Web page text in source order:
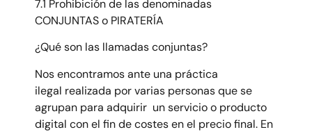
7.1 Prohibición de las denominadas
CONJUNTAS o PIRATERÍA
¿Qué son las llamadas conjuntas?
Nos encontramos ante una práctica
ilegal realizada por varias personas que se
agrupan para adquirir un servicio o producto
digital con el fin de costes en el precio final. En